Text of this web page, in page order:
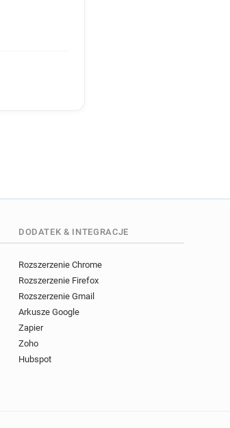
DODATEK & INTEGRACJE
Rozszerzenie Chrome
Rozszerzenie Firefox
Rozszerzenie Gmail
Arkusze Google
Zapier
Zoho
Hubspot